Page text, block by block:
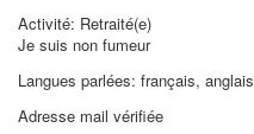
Activité: Retraité(e)
Je suis non fumeur
Langues parlées: français, anglais
Adresse mail vérifiée